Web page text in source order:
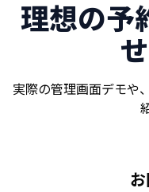
理想の予
実際の管理画面デモや